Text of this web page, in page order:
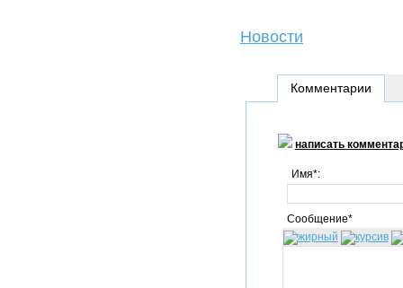
Новости
Комментарии
написать
Имя*:
Сообщение*